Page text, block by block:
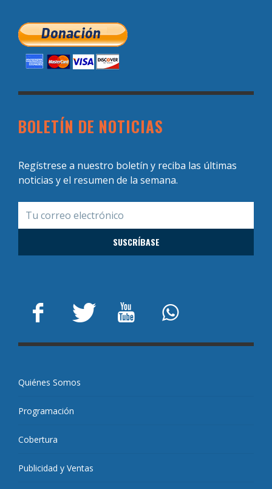
BOLETÍN DE NOTICIAS
Regístrese a nuestro boletín y reciba las últimas
noticias y el resumen de la semana.
Quiénes Somos
Programación
Cobertura
Publicidad y Ventas